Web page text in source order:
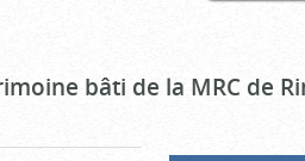
bâti de la MRC de